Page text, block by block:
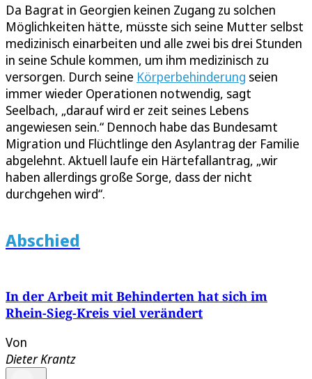
Da Bagrat in Georgien keinen Zugang zu solchen
Möglichkeiten hätte, müsste sich seine Mutter selbst
medizinisch einarbeiten und alle zwei bis drei Stunden
in seine Schule kommen, um ihm medizinisch zu
versorgen. Durch seine Körperbehinderung seien
immer wieder Operationen notwendig, sagt
Seelbach, „darauf wird er zeit seines Lebens
angewiesen sein.“ Dennoch habe das Bundesamt
Migration und Flüchtlinge den Asylantrag der Familie
abgelehnt. Aktuell laufe ein Härtefallantrag, „wir
haben allerdings große Sorge, dass der nicht
durchgehen wird“.
Abschied
In der Arbeit mit Behinderten hat sich im
Rhein-Sieg-Kreis viel verändert
Von
Dieter Krantz